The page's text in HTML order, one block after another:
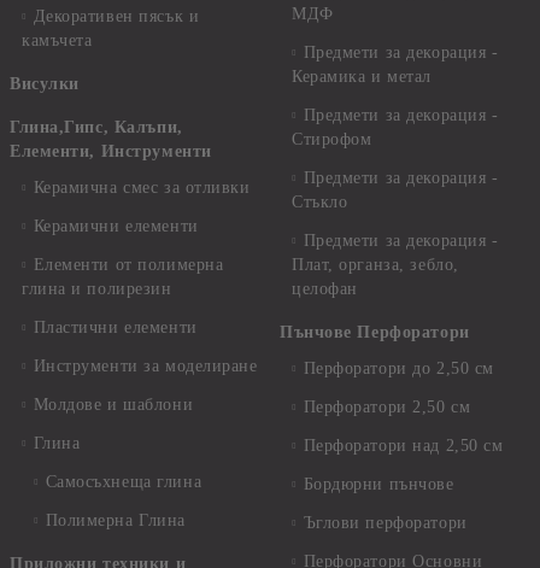
Декоративен пясък и
камъчета
Висулки
Глина,Гипс, Калъпи,
Елементи, Инструменти
Керамична смес за отливки
Керамични елементи
Елементи от полимерна
глина и полирезин
Пластични елементи
Инструменти за моделиране
Молдове и шаблони
Глина
Самосъхнеща глина
Полимерна Глина
Приложни техники и
МДФ
Предмети за декорация -
Керамика и метал
Предмети за декорация -
Стирофом
Предмети за декорация -
Стъкло
Предмети за декорация -
Плат, органза, зебло,
целофан
Пънчове Перфоратори
Перфоратори до 2,50 см
Перфоратори 2,50 см
Перфоратори над 2,50 см
Бордюрни пънчове
Ъглови перфоратори
Перфоратори Основни